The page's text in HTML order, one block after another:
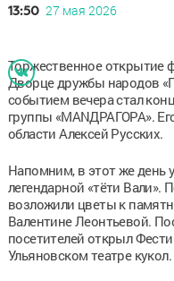
13:50 27 мая 2026
Торжественное открытие
Дворце дружбы народов
событием вечера стал
группы «МАNДРАГОРА».
области Алексей Русских.
Напомним, в этот же день
легендарной «тёти Вали».
возложили цветы к
Валентине Леонтьевой.
посетителей открыл
Ульяновском театре кукол.